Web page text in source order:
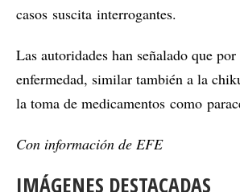
casos suscita interrogantes.
Las autoridades han señalado que
enfermedad, similar también a la
la toma de medicamentos como
Con información de EFE
IMÁGENES DESTACADAS